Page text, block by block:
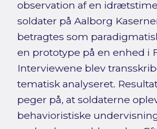
observation af en
soldater på Aalborg
betragtes som
en prototype på en enhed i
Interviewene blev
tematisk analyseret.
peger på, at soldaterne
behavioristiske